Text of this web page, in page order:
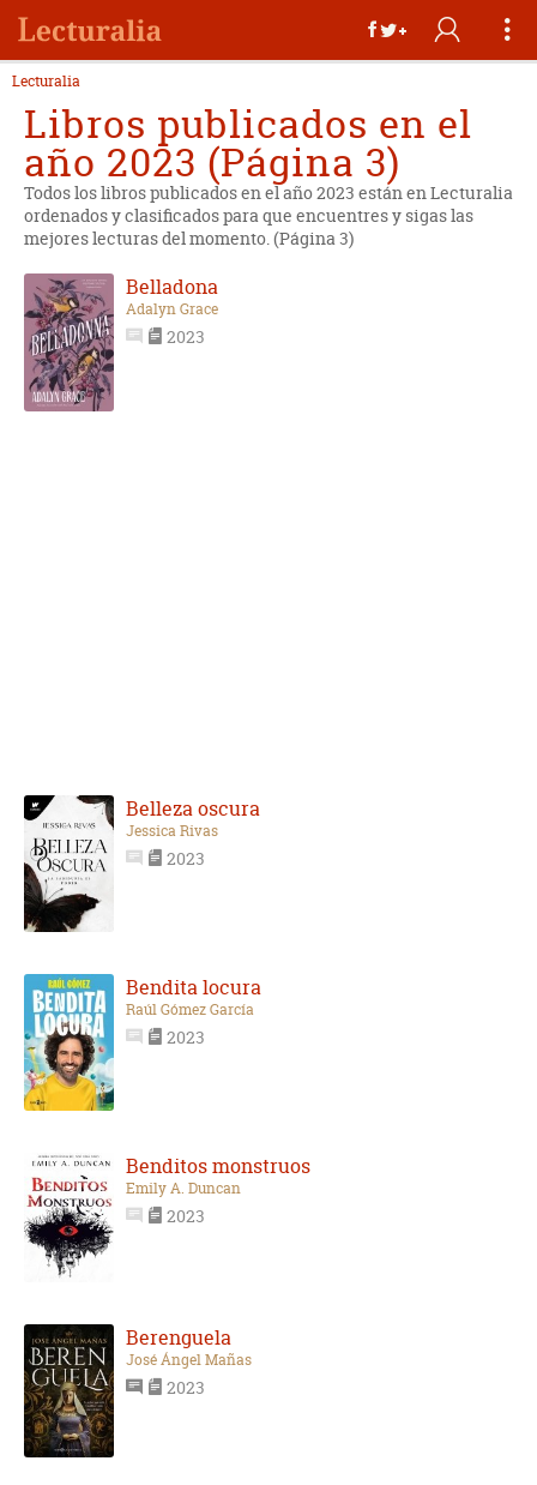
Lecturalia
Libros publicados en el
año 2023 (Página 3)
Todos los libros publicados en el año 2023 están en Lecturalia
ordenados y clasificados para que encuentres y sigas las
mejores lecturas del momento. (Página 3)
Belladona
Adalyn Grace
2023
Belleza oscura
Jessica Rivas
2023
Bendita locura
Raúl Gómez García
2023
Benditos monstruos
Emily A. Duncan
2023
Berenguela
José Ángel Mañas
2023